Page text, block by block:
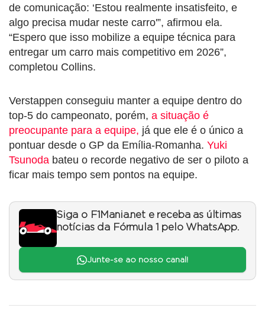
de comunicação: ‘Estou realmente insatisfeito, e
algo precisa mudar neste carro'”, afirmou ela.
“Espero que isso mobilize a equipe técnica para
entregar um carro mais competitivo em 2026”,
completou Collins.
Verstappen conseguiu manter a equipe dentro do
top-5 do campeonato, porém, a situação é
preocupante para a equipe, já que ele é o único a
pontuar desde o GP da Emília-Romanha. Yuki
Tsunoda bateu o recorde negativo de ser o piloto a
ficar mais tempo sem pontos na equipe.
Siga o F1Mania.net e receba as últimas
notícias da Fórmula 1 pelo WhatsApp.
Junte-se ao nosso canal!